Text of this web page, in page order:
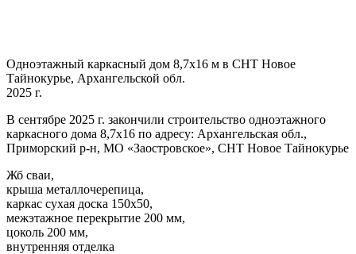
Одноэтажный каркасный дом 8,7х16 м в СНТ Новое
Тайнокурье, Архангельской обл.
2025 г.
В сентябре 2025 г. закончили строительство одноэтажного
каркасного дома 8,7х16 по адресу: Архангельская обл.,
Приморский р-н, МО «Заостровское», СНТ Новое Тайнокурье
Жб сваи,
крыша металлочерепица,
каркас сухая доска 150х50,
межэтажное перекрытие 200 мм,
цоколь 200 мм,
внутренняя отделка